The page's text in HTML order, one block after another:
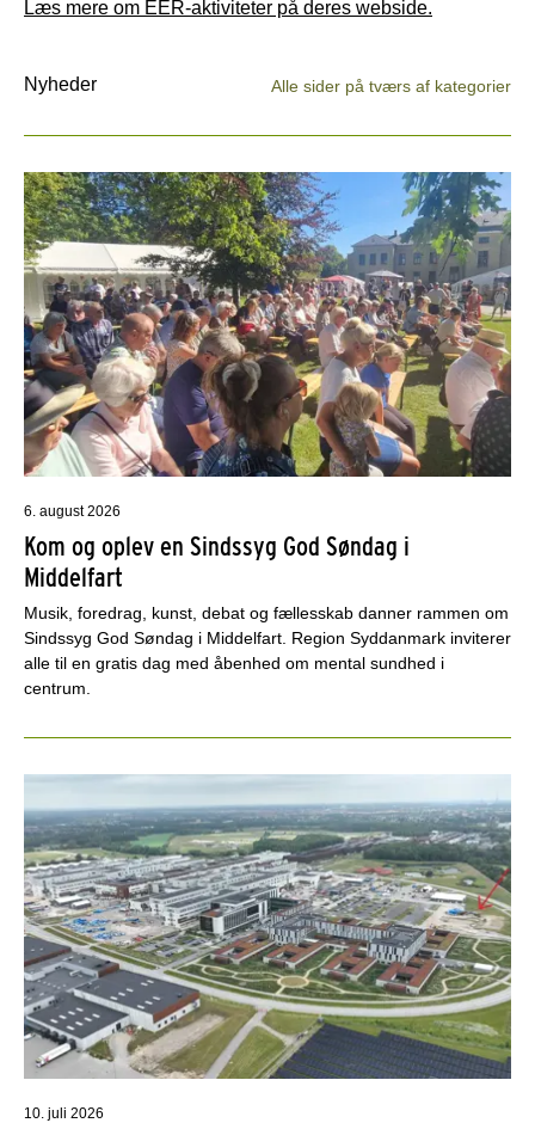
Læs mere om EER-aktiviteter på deres webside.
Nyheder Alle sider på tværs af kategorier
6. august 2026
Kom og oplev en Sindssyg God Søndag i
Middelfart
Musik, foredrag, kunst, debat og fællesskab danner rammen om
Sindssyg God Søndag i Middelfart. Region Syddanmark inviterer
alle til en gratis dag med åbenhed om mental sundhed i
centrum.
10. juli 2026